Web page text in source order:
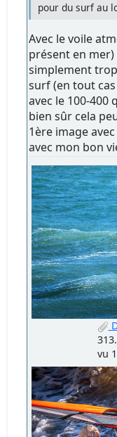
pour du surf au
Avec le voile
présent en
simplement
surf (en tout
avec le 100-400
bien sûr cela
1ère image avec
avec mon bon
vu